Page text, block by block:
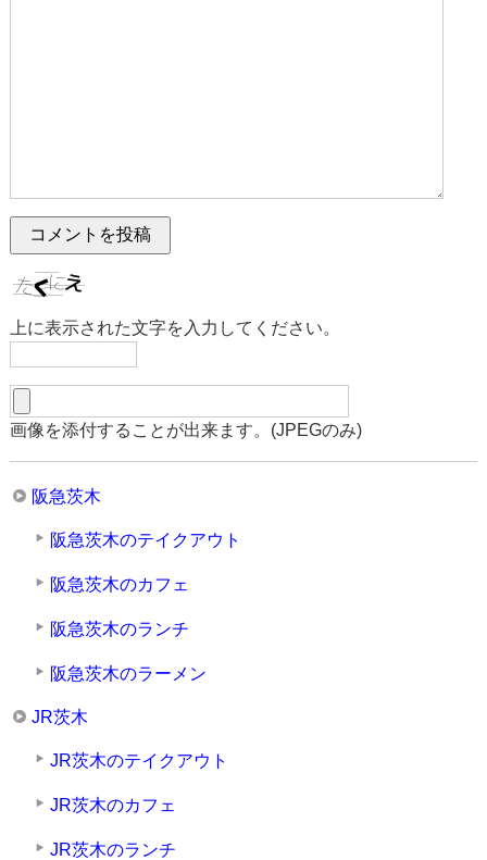
上に表示された文字を入力してください。
画像を添付することが出来ます。(JPEGのみ)
阪急茨木
阪急茨木のテイクアウト
阪急茨木のカフェ
阪急茨木のランチ
阪急茨木のラーメン
JR茨木
JR茨木のテイクアウト
JR茨木のカフェ
JR茨木のランチ